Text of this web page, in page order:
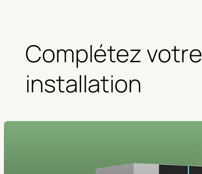
Complétez votre
installation